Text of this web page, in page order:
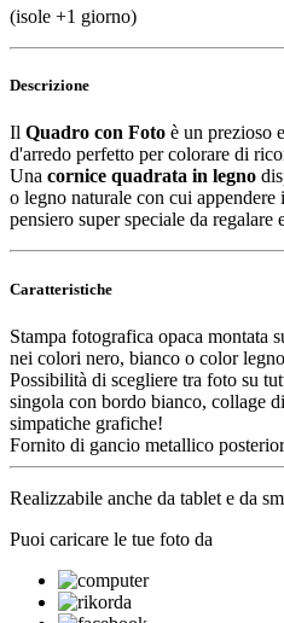
(isole +1 giorno)
Descrizione
Il Quadro con Foto è un prezioso
d'arredo perfetto per colorare di
Una cornice quadrata in legno
o legno naturale con cui
pensiero super speciale da regalare
Caratteristiche
Stampa fotografica opaca montata
nei colori nero, bianco o color
Possibilità di scegliere tra foto su
singola con bordo bianco, collage
simpatiche grafiche!
Fornito di gancio metallico
Realizzabile anche da tablet e da
Puoi caricare le tue foto da